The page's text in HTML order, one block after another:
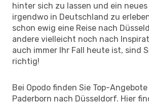
hinter sich zu lassen und ein
irgendwo in Deutschland zu
schon ewig eine Reise nach
andere vielleicht noch nach
auch immer Ihr Fall heute ist, sind
richtig!
Bei Opodo finden Sie Top-
Paderborn nach Düsseldorf. Hier